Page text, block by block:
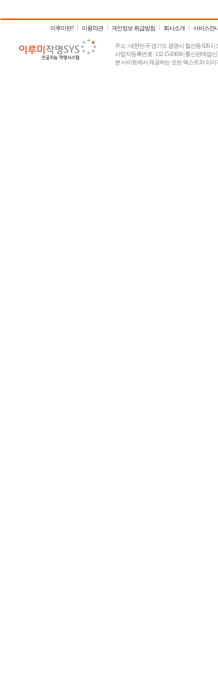
이루미란? 이용약관 개인정보 취급방침 회사소개 서비스안
주소 : 대한민국 경기도 광명시 철산동 626-1 |
사업자등록번호 : 132-15-83656 | 통신판매업
본 사이트에서 제공하는 모든 텍스트와 이